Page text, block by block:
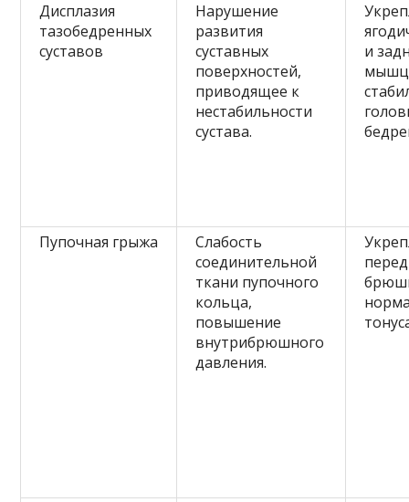
Дисплазия
тазобедренных
суставов
Нарушение
развития
суставных
поверхностей,
приводящее к
нестабильности
сустава.
и
мышц
Пупочная грыжа
Слабость
соединительной
ткани пупочного
кольца,
повышение
внутрибрюшного
давления.